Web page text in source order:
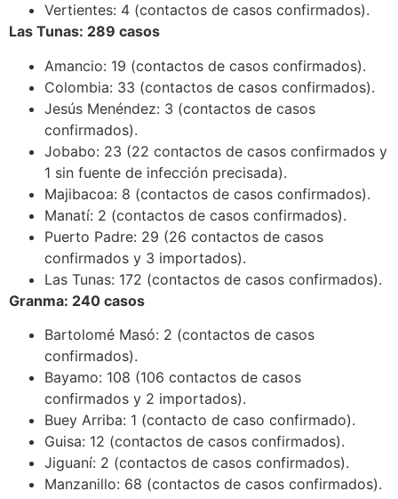
Vertientes: 4 (contactos de casos confirmados).
Las Tunas: 289 casos
Amancio: 19 (contactos de casos confirmados).
Colombia: 33 (contactos de casos confirmados).
Jesús Menéndez: 3 (contactos de casos
confirmados).
Jobabo: 23 (22 contactos de casos confirmados y
1 sin fuente de infección precisada).
Majibacoa: 8 (contactos de casos confirmados).
Manatí: 2 (contactos de casos confirmados).
Puerto Padre: 29 (26 contactos de casos
confirmados y 3 importados).
Las Tunas: 172 (contactos de casos confirmados).
Granma: 240 casos
Bartolomé Masó: 2 (contactos de casos
confirmados).
Bayamo: 108 (106 contactos de casos
confirmados y 2 importados).
Buey Arriba: 1 (contacto de caso confirmado).
Guisa: 12 (contactos de casos confirmados).
Jiguaní: 2 (contactos de casos confirmados).
Manzanillo: 68 (contactos de casos confirmados).